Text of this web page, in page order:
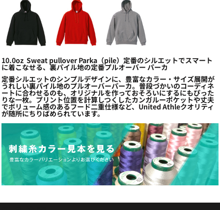
10.0oz Sweat pullover Parka（pile）定番のシルエットでスマート
に着こなせる、裏パイル地の定番プルオーバー パーカ
定番シルエットのシンプルデザインに、豊富なカラー・サイズ展開が
うれしい裏パイル地のプルオーバーパーカ。普段づかいのコーディネ
ートに合わせるのも、オリジナルを作っておそろいにするにもぴった
りな一枚。プリント位置を計算しつくしたカンガルーポケットや丈夫
でボリューム感のあるフード二重仕様など、United Athleクオリティ
が随所にちりばめられています。